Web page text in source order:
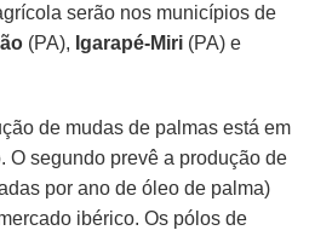
serão nos municípios de
(PA), Igarapé-Miri (PA) e
de mudas de palmas está em
O segundo prevê a produção de
por ano de óleo de palma)
ibérico. Os pólos de